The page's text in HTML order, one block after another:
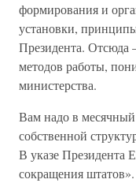
формирования и
установки,
Президента. Отсюда
методов работы,
министерства.
Вам надо в
собственной
В указе Президента
сокращения